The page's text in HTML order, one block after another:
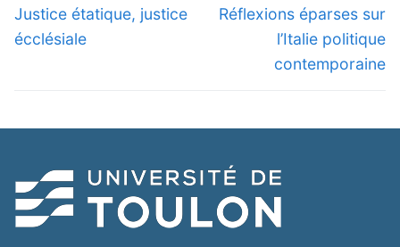
de
l’article
Previous
post:
Justice étatique, justice
écclésiale
Next
Réflexions éparses sur
l’Italie politique
contemporaine